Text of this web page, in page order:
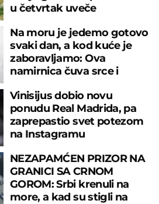
u četvrtak uveče
Na moru je jedemo gotovo
svaki dan, a kod kuće je
zaboravljamo: Ova
namirnica čuva srce i
Vinisijus dobio novu
ponudu Real Madrida, pa
zaprepastio svet potezom
na Instagramu
NEZAPAMĆEN PRIZOR NA
GRANICI SA CRNOM
GOROM: Srbi krenuli na
more, a kad su stigli na